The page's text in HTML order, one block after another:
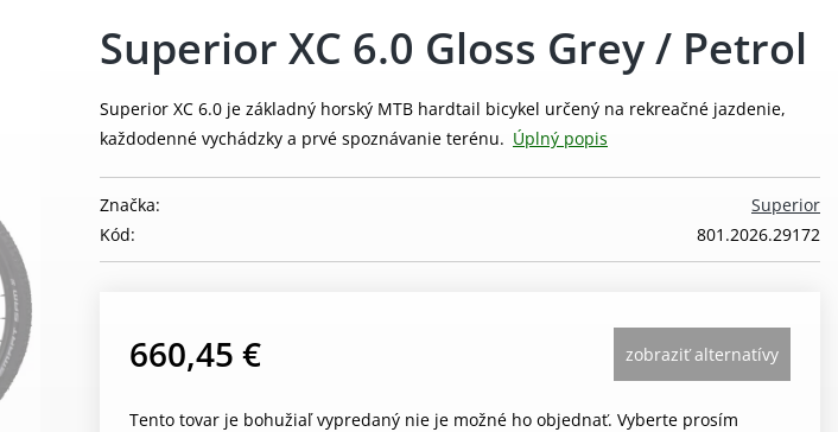
Superior XC 6.0 Gloss Grey / Petrol
Superior XC 6.0 je základný horský MTB hardtail bicykel určený na rekreačné jazdenie,
každodenné vychádzky a prvé spoznávanie terénu. Úplný popis
Superior
Značka:
801.2026.29172
Kód:
660,45 € zobraziť alternatívy
Tento tovar je bohužiaľ vypredaný nie je možné ho objednať. Vyberte prosím